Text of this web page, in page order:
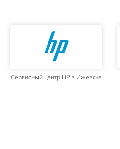
Сервисный центр HP в Ижевске